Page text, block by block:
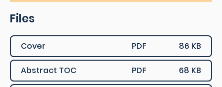
Files
Cover PDF 86 KB
Abstract TOC PDF 68 KB